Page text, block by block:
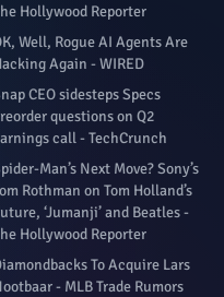
Hollywood Reporter
Well, Rogue AI Agents Are
Again - WIRED
CEO sidesteps Specs
questions on Q2
call - TechCrunch
Man’s Next Move? Sony’s
Rothman on Tom Holland’s
‘Jumanji’ and Beatles -
Hollywood Reporter
To Acquire Lars
- MLB Trade Rumors